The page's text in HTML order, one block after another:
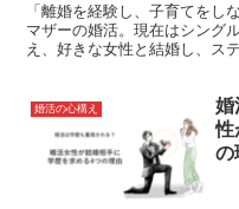
「離婚を経験し、子育てをし
マザーの婚活。現在はシング
え、好きな女性と結婚し、ス
性、反対に苦労する女性にはど
グルマザーが結婚して幸せに
します。
婚活の心構え
婚
性
の